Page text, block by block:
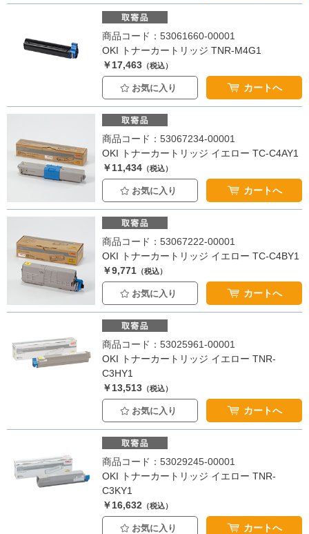
商品コード：53061660-00001
OKI トナーカートリッジ TNR-M4G1
￥17,463 （税込）
お気に入り カートへ
商品コード：53067234-00001
OKI トナーカートリッジ イエロー TC-C4AY1
￥11,434 （税込）
お気に入り カートへ
商品コード：53067222-00001
OKI トナーカートリッジ イエロー TC-C4BY1
￥9,771 （税込）
お気に入り カートへ
商品コード：53025961-00001
OKI トナーカートリッジ イエロー TNR-
C3HY1
￥13,513 （税込）
お気に入り カートへ
商品コード：53029245-00001
OKI トナーカートリッジ イエロー TNR-
C3KY1
￥16,632 （税込）
お気に入り カートへ